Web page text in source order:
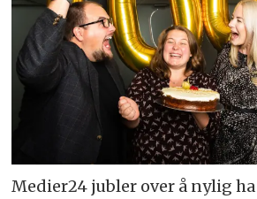
Medier24 jubler over å nylig